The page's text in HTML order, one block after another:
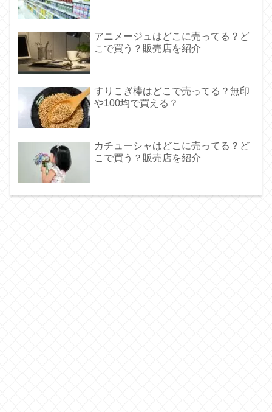
アニメージュはどこに売ってる？ど
こで買う？販売店を紹介
すりこぎ棒はどこで売ってる？無印
や100均で買える？
カチューシャはどこに売ってる？ど
こで買う？販売店を紹介